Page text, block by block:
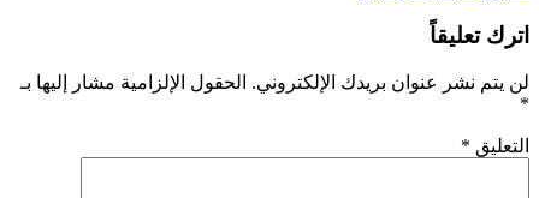
تعليقاً
نشر عنوان بريدك الإلكتروني. الحقول الإلزامية مشار إليها بـ
*